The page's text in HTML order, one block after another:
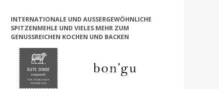
INTERNATIONALE UND AUSSERGEWÖHNLICHE S
PITZENMEHLE UND VIELES MEHR ZUM G
ENUSSREICHEN KOCHEN UND BACKEN